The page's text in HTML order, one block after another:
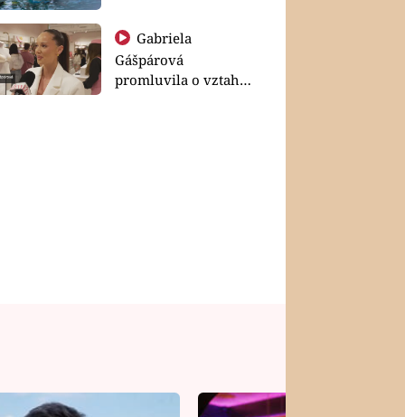
Gabriela
Gášpárová
promluvila o vztahu